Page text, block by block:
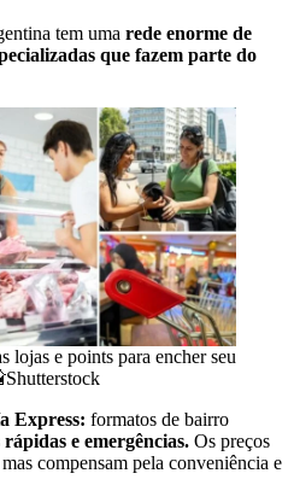
tem uma rede enorme de
que fazem parte do
lojas e points para encher seu
Express: formatos de bairro
e emergências. Os preços
compensam pela conveniência e